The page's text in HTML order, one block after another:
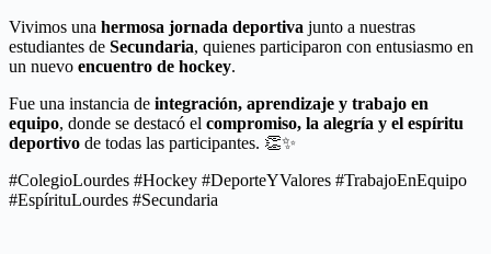
Vivimos una hermosa jornada deportiva junto a nuestras
estudiantes de Secundaria, quienes participaron con entusiasmo en
un nuevo encuentro de hockey.
Fue una instancia de integración, aprendizaje y trabajo en
equipo, donde se destacó el compromiso, la alegría y el espíritu
deportivo de todas las participantes. 👏✨
#ColegioLourdes #Hockey #DeporteYValores #TrabajoEnEquipo
#EspírituLourdes #Secundaria